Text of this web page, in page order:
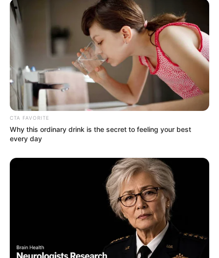
BRICS: Η Ρωσία Και Η Ινδία
Δεν Χρειάζονται Πια Δολάριο
Το Judicial Watch
αποκαλύπτει το σχέδιο
προπαγάνδας της
κυβέρνησης Μπάιντεν για
την...
Email address:
CTA FAVORITE
Why this ordinary drink is the secret to feeling your best
every day